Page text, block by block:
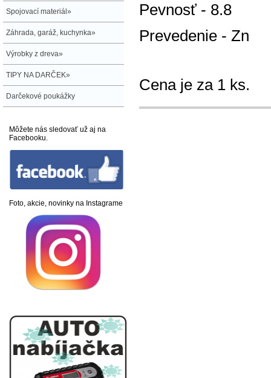
Spojovací materiál»
Záhrada, garáž, kuchynka»
Výrobky z dreva»
TIPY NA DARČEK»
Darčekové poukážky
Môžete nás sledovať už aj na
Facebooku.
Foto, akcie, novinky na Instagrame
Pevnosť - 8.8
Prevedenie - Zn
Cena je za 1 ks.